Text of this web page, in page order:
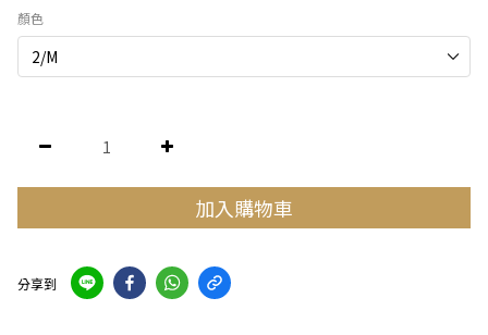
顏色
加入購物車
分享到